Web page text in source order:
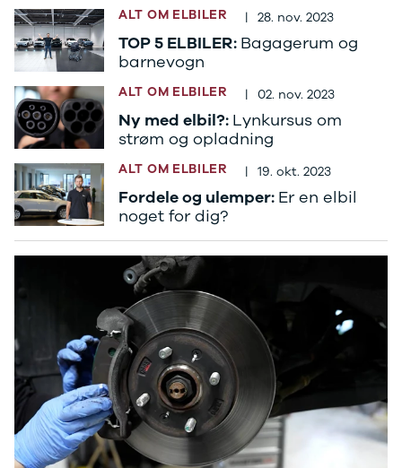
i10
i30
Tucson
Santa Fe
Se alle
Jaguar
E-Pace
Iveco
Se alle Iveco
Daily
Kia
Se alle Kia
Elbil
Picanto
Ceed
Niro
e-Niro
Optima
Sorento
Sportage
ALT OM ELBILER | 28. nov. 2023
TOP 5 ELBILER: Bagagerum og
barnevogn
ALT OM ELBILER | 02. nov. 2023
Ny med elbil?: Lynkursus om
strøm og opladning
ALT OM ELBILER | 19. okt. 2023
Fordele og ulemper: Er en elbil
noget for dig?